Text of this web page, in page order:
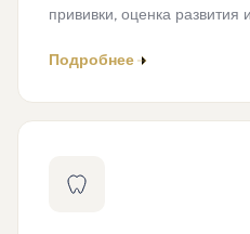
прививки, оценка
Подробнее